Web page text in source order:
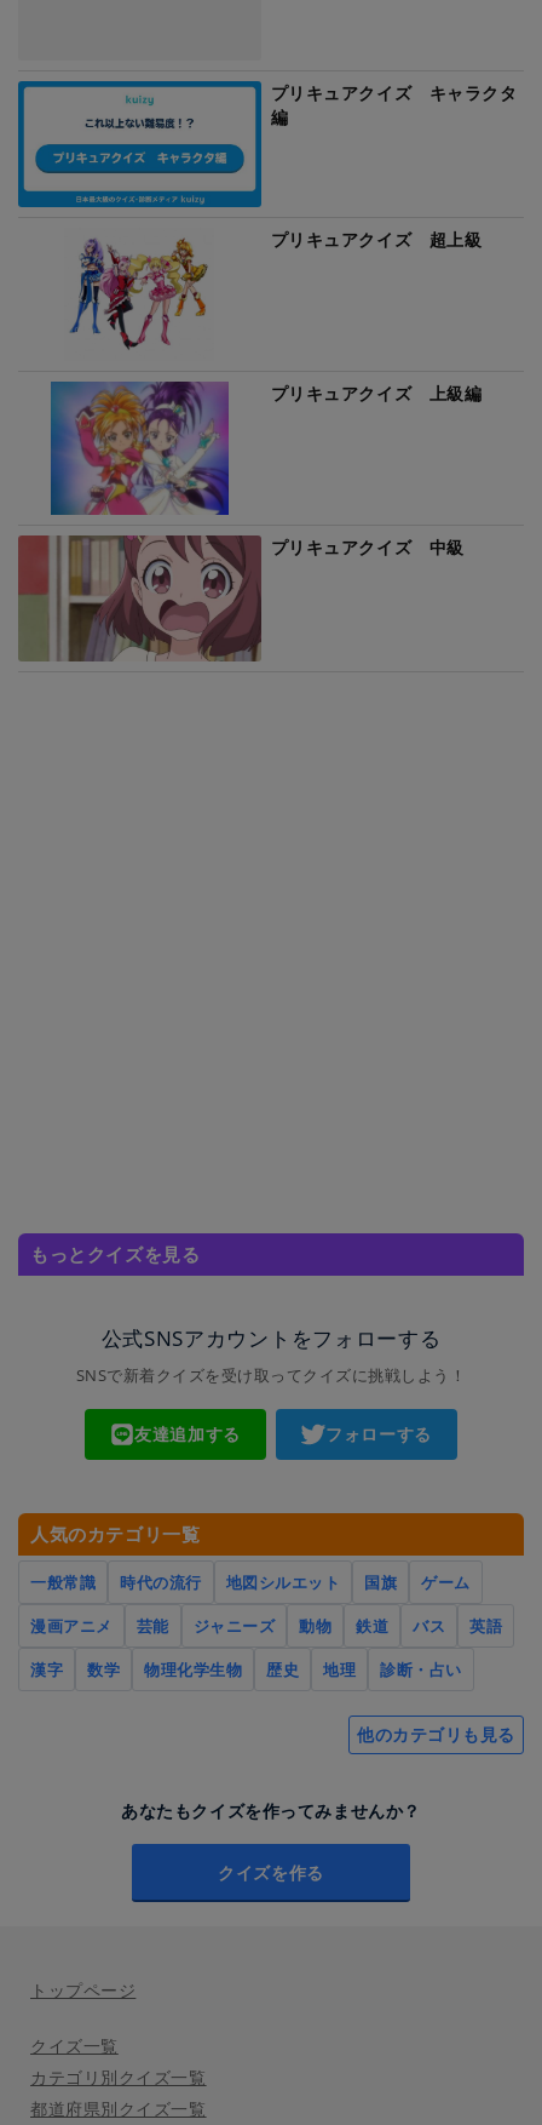
プリキュアクイズ キャラクタ
編
プリキュアクイズ 超上級
プリキュアクイズ 上級編
プリキュアクイズ 中級
もっとクイズを見る
公式SNSアカウントをフォローする
SNSで新着クイズを受け取ってクイズに挑戦しよう！
友達追加する フォローする
人気のカテゴリ一覧
一般常識 時代の流行 地図シルエット 国旗
ゲーム
漫画アニメ
芸能 ジャニーズ 動物 鉄道 バス
英語
漢字
数学 物理化学生物 歴史 地理 診断・占い
他のカテゴリも見る
あなたもクイズを作ってみませんか？
クイズを作る
トップページ
クイズ一覧
カテゴリ別クイズ一覧
都道府県別クイズ一覧